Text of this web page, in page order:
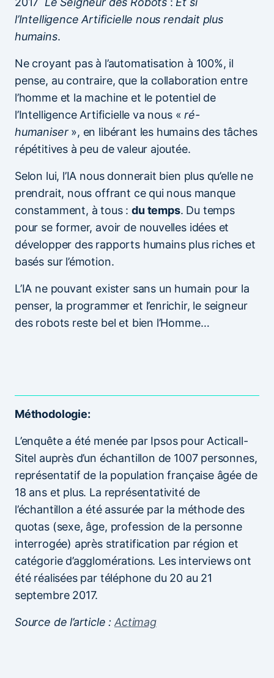
l’Intelligence Artificielle nous rendait plus
humains.
Ne croyant pas à l’automatisation à 100%, il
pense, au contraire, que la collaboration entre
l’homme et la machine et le potentiel de
l’Intelligence Artificielle va nous « ré-
humaniser », en libérant les humains des tâches
répétitives à peu de valeur ajoutée.
Selon lui, l’IA nous donnerait bien plus qu’elle ne
prendrait, nous offrant ce qui nous manque
constamment, à tous :du temps. Du temps
pour se former, avoir de nouvelles idées et
développer des rapports humains plus riches et
basés sur l’émotion.
L’IA ne pouvant exister sans un humain pour la
penser, la programmer et l’enrichir, le seigneur
des robots reste bel et bien l’Homme…
Méthodologie:
L’enquête a été menée par Ipsos pour Acticall-
Sitel auprès d’un échantillon de 1007 personnes,
représentatif de la population française âgée de
18 ans et plus. La représentativité de
l’échantillon a été assurée par la méthode des
quotas (sexe, âge, profession de la personne
interrogée) après stratification par région et
catégorie d’agglomérations. Les interviews ont
été réalisées par téléphone du 20 au 21
septembre 2017.
Source de l’article :Actimag